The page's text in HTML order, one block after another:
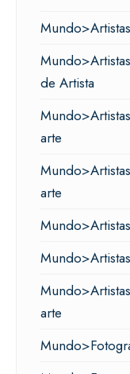
de Artista
arte
arte
arte